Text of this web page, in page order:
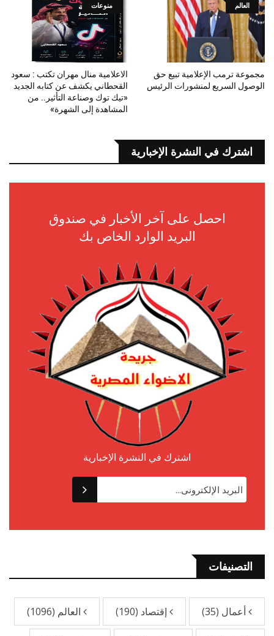
العالم
مجموعة ترمب الإعلامية تبيع حق
الوصول السريع لمنشورات الرئيس
منوعات
الاعلامية منال مهران تكتب : سعود
القحطاني يكشف عن كتابه الجديد
«تيك توك وصناعة التأثير.. من
المشاهدة إلى الشهرة»
اشترك في النشرة الإخبارية
احصل على آخر الأخبار في صندوق
البريد الوارد الخاص بك
اشترك في النشرة الإخبارية
التصنيفات
أعمال (35) إقتصاد (190) العالم (1096)